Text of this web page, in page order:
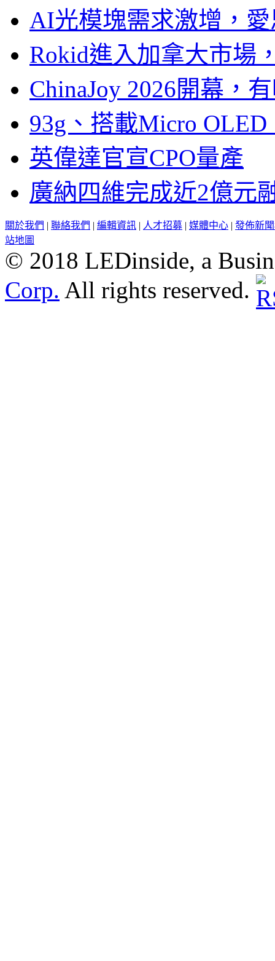
AI光模塊需求激增，
Rokid進入加拿大市場
ChinaJoy 2026開幕，
93g、搭載Micro
英偉達官宣CPO量產
廣納四維完成近2億元
關於我們 | 聯絡我們 | 編輯資訊 | 人才招募 | 媒體中心 | 發佈新
站地圖
© 2018 LEDinside, a
Corp. All rights reserved.